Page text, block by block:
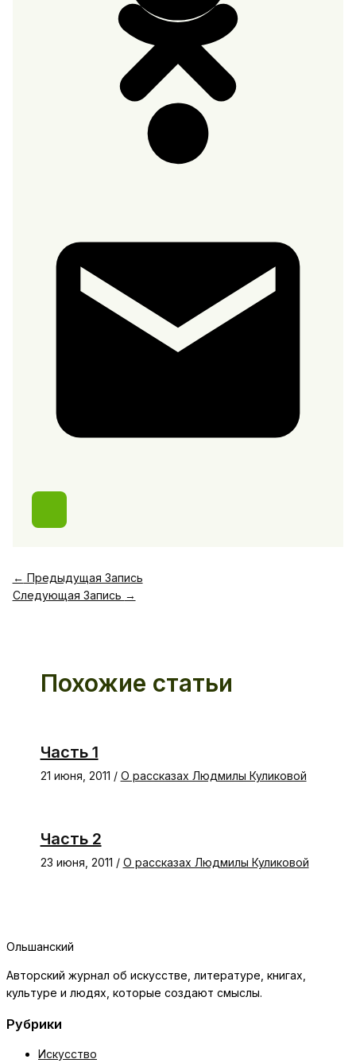
← Предыдущая Запись
Следующая Запись →
Похожие статьи
Часть 1
21 июня, 2011 / О рассказах Людмилы Куликовой
Часть 2
23 июня, 2011 / О рассказах Людмилы Куликовой
Ольшанский
Авторский журнал об искусстве, литературе, книгах,
культуре и людях, которые создают смыслы.
Рубрики
Искусство